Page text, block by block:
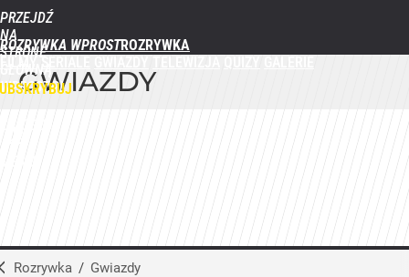
PRZEJDŹ
NA
STRONĘ
GŁÓWNĄ
WPROST.PL
ROZRYWKA WPROST
GWIAZDY
Rozrywka / Gwiazdy